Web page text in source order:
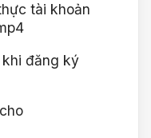
tài khoản
khi đăng ký